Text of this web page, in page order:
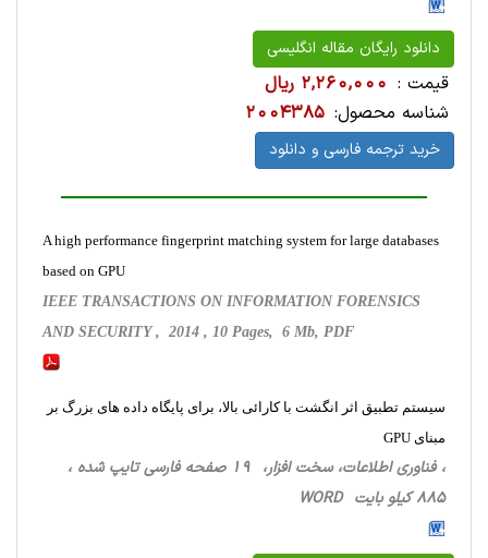
دانلود رایگان مقاله انگلیسی
قیمت : 2,260,000 ریال
شناسه محصول: 2004385
خرید ترجمه فارسی و دانلود
A high performance fingerprint matching system for large databases
based on GPU
IEEE TRANSACTIONS ON INFORMATION FORENSICS
AND SECURITY , 2014 , 10 Pages, 6 Mb, PDF
سیستم تطبیق اثر انگشت با کارائی بالا، برای پایگاه داده های بزرگ بر
مبنای GPU
، فناوری اطلاعات، سخت ‌افزار، 19 صفحه فارسی تایپ شده ،
885 کیلو بایت WORD